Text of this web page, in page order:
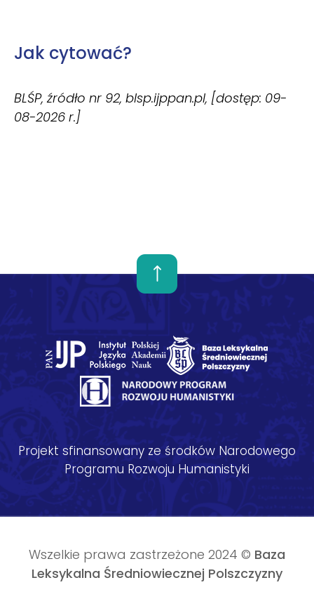
Jak cytować?
BLŚP, źródło nr 92, blsp.ijppan.pl, [dostęp: 09-
08-2026 r.]
Projekt sfinansowany ze środków Narodowego
Programu Rozwoju Humanistyki
Wszelkie prawa zastrzeżone 2024 © Baza
Leksykalna Średniowiecznej Polszczyzny